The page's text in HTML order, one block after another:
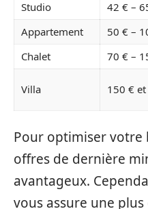
Studio 42 € –
Appartement
50 € –
Chalet
70 € –
Villa 150 €
Pour optimiser votre
offres de dernière
avantageux.
vous assure une